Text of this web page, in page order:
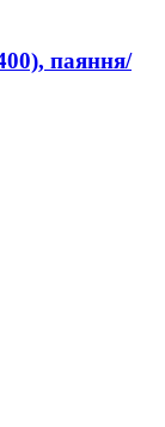
паяння/